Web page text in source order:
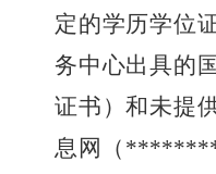
定的学历学位
务中心出具的
证书）和未提
息网（